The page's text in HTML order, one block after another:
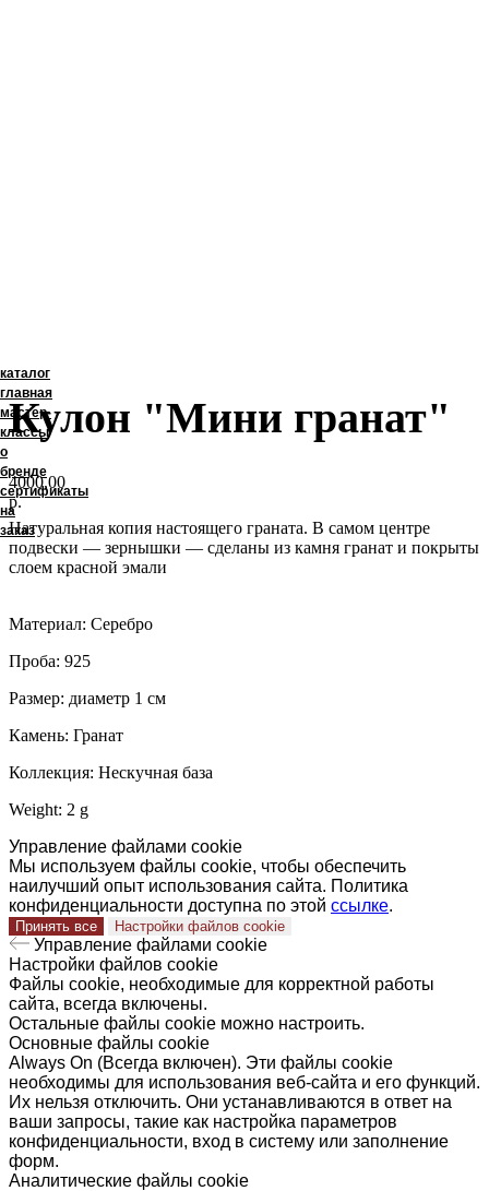
каталог
главная
мастер-
классы
о
бренде
сертификаты
на
заказ
Кулон "Мини гранат"
4000,00
р.
Натуральная копия настоящего граната. В самом центре
подвески — зернышки — сделаны из камня гранат и покрыты
слоем красной эмали
Материал: Серебро
Проба: 925
Размер: диаметр 1 см
Камень: Гранат
Коллекция: Нескучная база
Weight: 2 g
Управление файлами cookie
Мы используем файлы cookie, чтобы обеспечить
наилучший опыт использования сайта. Политика
конфиденциальности доступна по этой ссылке.
Принять все Настройки файлов cookie
Управление файлами cookie
Настройки файлов cookie
Файлы cookie, необходимые для корректной работы
сайта, всегда включены.
Остальные файлы cookie можно настроить.
Основные файлы cookie
Always On (Всегда включен). Эти файлы cookie
необходимы для использования веб-сайта и его функций.
Их нельзя отключить. Они устанавливаются в ответ на
ваши запросы, такие как настройка параметров
конфиденциальности, вход в систему или заполнение
форм.
Аналитические файлы cookie